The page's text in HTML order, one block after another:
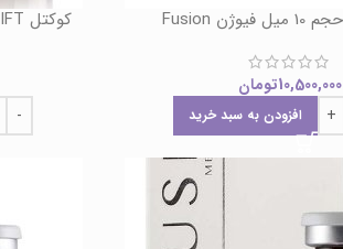
10,500,000تومان
افزودن به سبد خرید
کوکتل SLIM LIFT حجم 10 میل فیوژن Fusion